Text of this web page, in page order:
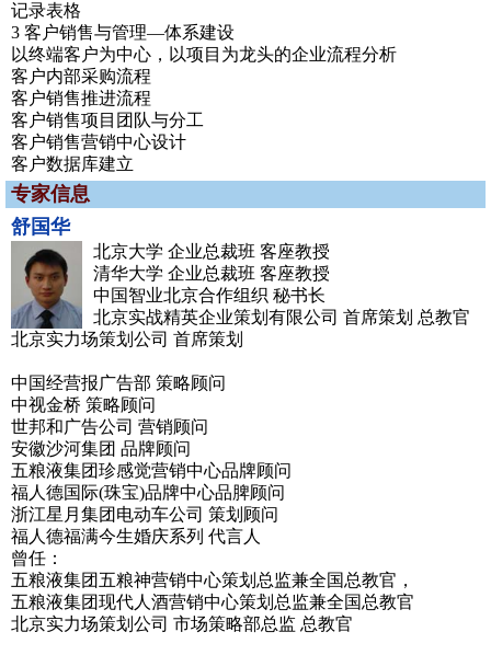
记录表格
3 客户销售与管理—体系建设
以终端客户为中心，以项目为龙头的企业流程分析
客户内部采购流程
客户销售推进流程
客户销售项目团队与分工
客户销售营销中心设计
客户数据库建立
专家信息
舒国华
北京大学 企业总裁班 客座教授
清华大学 企业总裁班 客座教授
中国智业北京合作组织 秘书长
北京实战精英企业策划有限公司 首席策划 总教官
北京实力场策划公司 首席策划
中国经营报广告部 策略顾问
中视金桥 策略顾问
世邦和广告公司 营销顾问
安徽沙河集团 品牌顾问
五粮液集团珍感觉营销中心品牌顾问
福人德国际(珠宝)品牌中心品脾顾问
浙江星月集团电动车公司 策划顾问
福人德福满今生婚庆系列 代言人
曾任：
五粮液集团五粮神营销中心策划总监兼全国总教官，
五粮液集团现代人酒营销中心策划总监兼全国总教官
北京实力场策划公司 市场策略部总监 总教官